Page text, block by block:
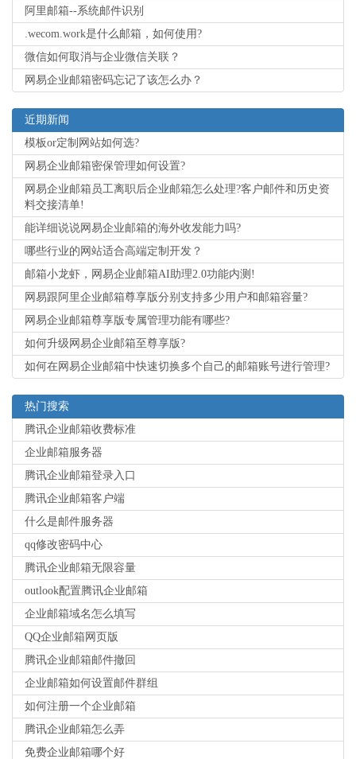
阿里邮箱--系统邮件识别
.wecom.work是什么邮箱，如何使用?
微信如何取消与企业微信关联？
网易企业邮箱密码忘记了该怎么办？
近期新闻
模板or定制网站如何选?
网易企业邮箱密保管理如何设置?
网易企业邮箱员工离职后企业邮箱怎么处理?客户邮件和历史资
料交接清单!
能详细说说网易企业邮箱的海外收发能力吗?
哪些行业的网站适合高端定制开发？
邮箱小龙虾，网易企业邮箱AI助理2.0功能内测!
网易跟阿里企业邮箱尊享版分别支持多少用户和邮箱容量?
网易企业邮箱尊享版专属管理功能有哪些?
如何升级网易企业邮箱至尊享版?
如何在网易企业邮箱中快速切换多个自己的邮箱账号进行管理?
热门搜索
腾讯企业邮箱收费标准
企业邮箱服务器
腾讯企业邮箱登录入口
腾讯企业邮箱客户端
什么是邮件服务器
qq修改密码中心
腾讯企业邮箱无限容量
outlook配置腾讯企业邮箱
企业邮箱域名怎么填写
QQ企业邮箱网页版
腾讯企业邮箱邮件撤回
企业邮箱如何设置邮件群组
如何注册一个企业邮箱
腾讯企业邮箱怎么弄
免费企业邮箱哪个好